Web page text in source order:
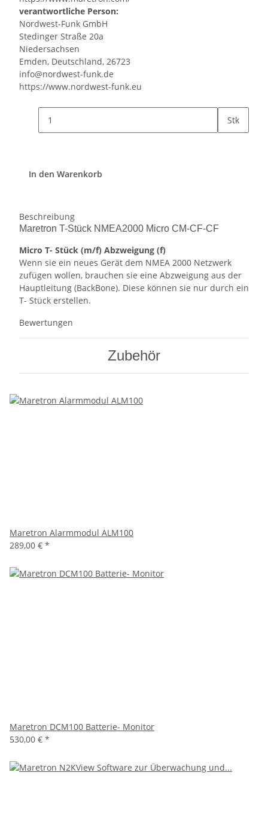
verantwortliche Person:
Nordwest-Funk GmbH
Stedinger Straße 20a
Niedersachsen
Emden, Deutschland, 26723
info@nordwest-funk.de
https://www.nordwest-funk.eu
Stk
In den Warenkorb
Beschreibung
Maretron T-Stück NMEA2000 Micro CM-CF-CF
Micro T- Stück (m/f) Abzweigung (f)
Wenn sie ein neues Gerät dem NMEA 2000 Netzwerk
zufügen wollen, brauchen sie eine Abzweigung aus der
Hauptleitung (BackBone). Diese können sie nur durch ein
T- Stück erstellen.
Bewertungen
Zubehör
Maretron Alarmmodul ALM100
289,00 € *
Maretron DCM100 Batterie- Monitor
530,00 € *